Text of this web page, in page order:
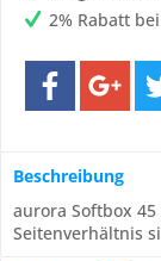
2% Rabatt
Beschreibung
aurora Softbox
Seitenverhältnis